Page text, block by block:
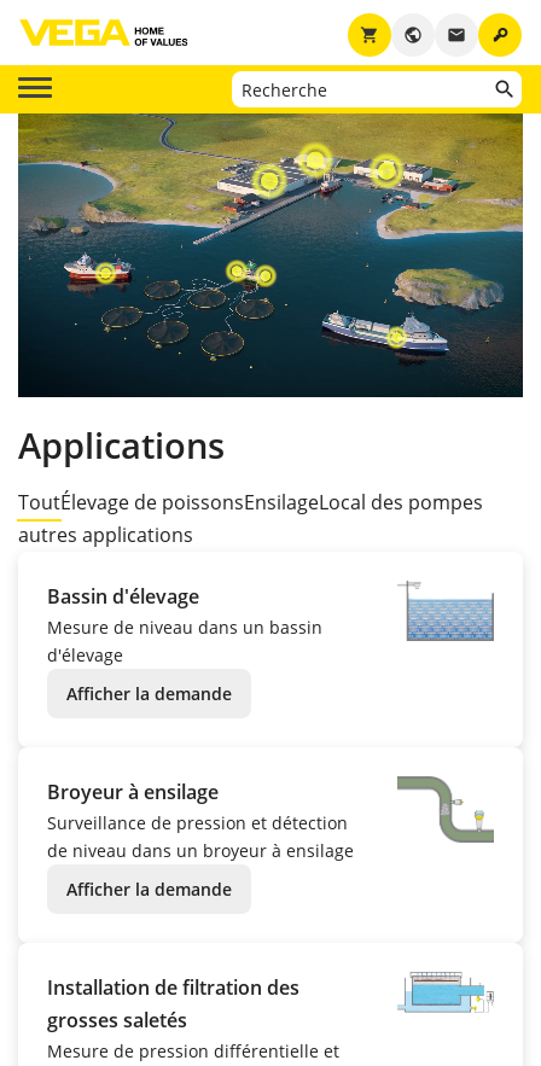
key
email
public
shopping_cart
Applications
ToutÉlevage de poissonsEnsilageLocal des pompes
autres applications
Bassin d'élevage
Mesure de niveau dans un bassin
d'élevage
Afficher la demande
Broyeur à ensilage
Surveillance de pression et détection
de niveau dans un broyeur à ensilage
Afficher la demande
Installation de filtration des
grosses saletés
Mesure de pression différentielle et